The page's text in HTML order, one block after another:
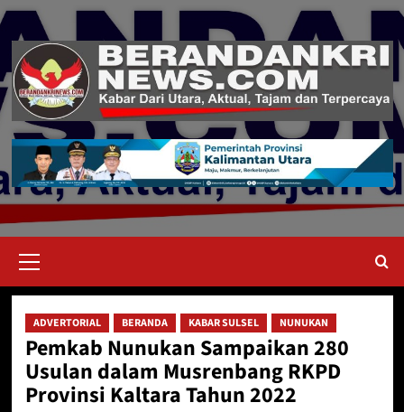
Skip
content
Menu
ADVERTORIAL BERANDA KABAR SULSEL NUNUKAN
Pemkab Nunukan Sampaikan 280
Usulan dalam Musrenbang RKPD
Provinsi Kaltara Tahun 2022